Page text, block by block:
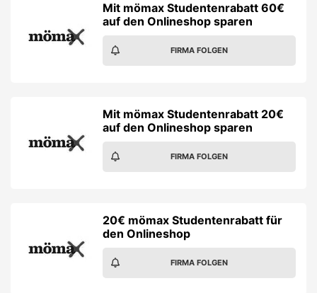
Mit mömax Studentenrabatt 60€
auf den Onlineshop sparen
FIRMA FOLGEN
Mit mömax Studentenrabatt 20€
auf den Onlineshop sparen
FIRMA FOLGEN
20€ mömax Studentenrabatt für
den Onlineshop
FIRMA FOLGEN